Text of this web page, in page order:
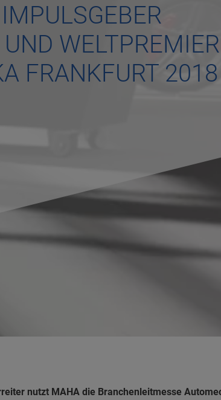
FRANKFURT 2018
nutzt MAHA die Branchenleitmesse